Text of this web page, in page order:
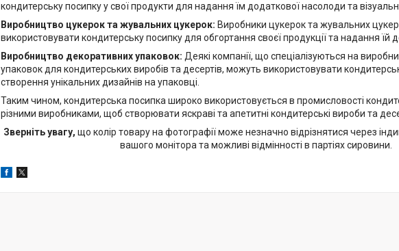
кондитерську посипку у свої продукти для надання їм додаткової насолоди та
Виробництво цукерок та жувальних цукерок: Виробники цукерок та жувальних
використовувати кондитерську посипку для обгортання своєї продукції та надання їй
Виробництво декоративних упаковок: Деякі компанії, що спеціалізуються на
упаковок для кондитерських виробів та десертів, можуть використовувати
створення унікальних дизайнів на упаковці.
Таким чином, кондитерська посипка широко використовується в промисловості
різними виробниками, щоб створювати яскраві та апетитні кондитерські вироби та
Зверніть увагу, що колір товару на фотографії може незначно відрізнятися через
вашого монітора та можливі відмінності в партіях сировини.